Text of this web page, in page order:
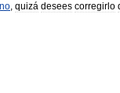
, quizá desees corregirlo